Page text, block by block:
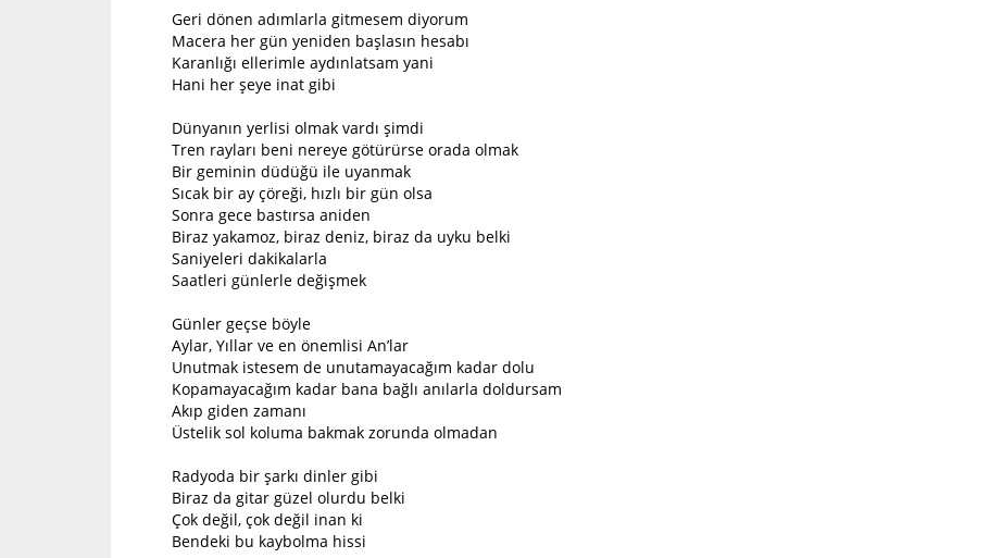
Geri dönen adımlarla gitmesem diyorum
Macera her gün yeniden başlasın hesabı
Karanlığı ellerimle aydınlatsam yani
Hani her şeye inat gibi
Dünyanın yerlisi olmak vardı şimdi
Tren rayları beni nereye götürürse orada olmak
Bir geminin düdüğü ile uyanmak
Sıcak bir ay çöreği, hızlı bir gün olsa
Sonra gece bastırsa aniden
Biraz yakamoz, biraz deniz, biraz da uyku belki
Saniyeleri dakikalarla
Saatleri günlerle değişmek
Günler geçse böyle
Aylar, Yıllar ve en önemlisi An’lar
Unutmak istesem de unutamayacağım kadar dolu
Kopamayacağım kadar bana bağlı anılarla doldursam
Akıp giden zamanı
Üstelik sol koluma bakmak zorunda olmadan
Radyoda bir şarkı dinler gibi
Biraz da gitar güzel olurdu belki
Çok değil, çok değil inan ki
Bendeki bu kaybolma hissi